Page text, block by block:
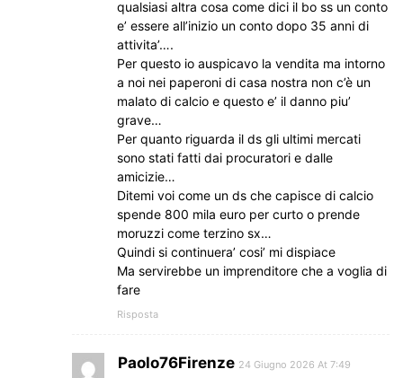
qualsiasi altra cosa come dici il bo ss un conto
e’ essere all’inizio un conto dopo 35 anni di
attivita’….
Per questo io auspicavo la vendita ma intorno
a noi nei paperoni di casa nostra non c’è un
malato di calcio e questo e’ il danno piu’
grave…
Per quanto riguarda il ds gli ultimi mercati
sono stati fatti dai procuratori e dalle
amicizie…
Ditemi voi come un ds che capisce di calcio
spende 800 mila euro per curto o prende
moruzzi come terzino sx…
Quindi si continuera’ cosi’ mi dispiace
Ma servirebbe un imprenditore che a voglia di
fare
Risposta
Paolo76Firenze 24 Giugno 2026 At 7:49